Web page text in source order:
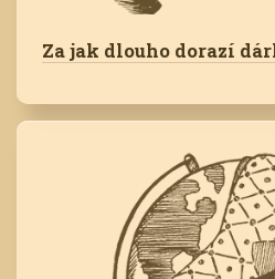
Za jak dlouho dorazí